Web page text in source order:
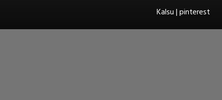
Kalsu | pinterest